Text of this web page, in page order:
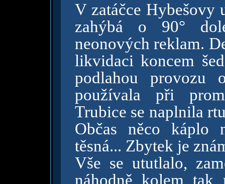
V zatáčce Hybešovy
zahýbá o 90°
neonových reklam.
likvidaci koncem
podlahou provozu
používala při
Trubice se naplnila
Občas něco káplo
těsná... Zbytek je
Vše se ututlalo,
náhodně kolem